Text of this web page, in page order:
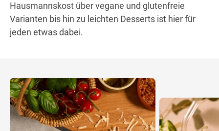
Donnerstag
DONNERSTAG 09:00—
Freitag
FREITAG
(Sonder-)Öffnungszeiten
Hausmannskost über vegane und glutenfreie
Varianten bis hin zu leichten Desserts ist hier für
jeden etwas dabei.